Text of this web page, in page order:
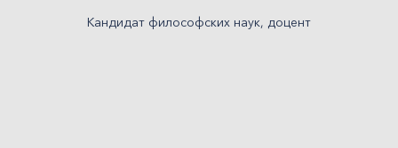
Кандидат философских наук, доцент